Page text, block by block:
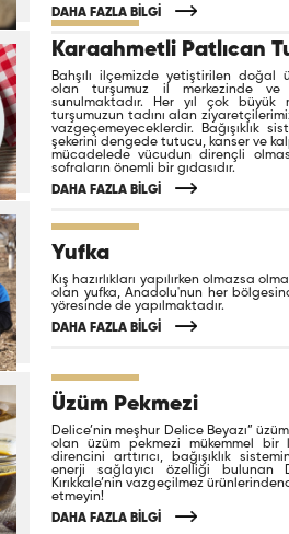
DAHA FAZLA BİLGİ
Karaahmetli Patlıcan
Bahşılı ilçemizde yetiştirilen doğal
olan turşumuz il merkezinde
sunulmaktadır. Her yıl çok büyük
turşumuzun tadını alan
vazgeçemeyeceklerdir. Bağışıklık
şekerini dengede tutucu, kanser ve
mücadelede vücudun dirençli
sofraların önemli bir gıdasıdır.
DAHA FAZLA BİLGİ
Yufka
Kış hazırlıkları yapılırken olmazsa
olan yufka, Anadolu'nun her
yöresinde de yapılmaktadır.
DAHA FAZLA BİLGİ
Üzüm Pekmezi
Delice’nin meşhur Delice Beyazı”
olan üzüm pekmezi mükemmel bir
direncini arttırıcı, bağışıklık
enerji sağlayıcı özelliği bulunan
Kırıkkale’nin vazgeçilmez
etmeyin!
DAHA FAZLA BİLGİ